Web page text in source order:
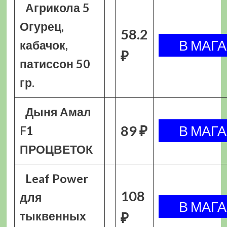
Агрикола 5
Огурец,
кабачок,
патиссон 50
гр.
58.2
₽
Дыня Амал
F1
ПРОЦВЕТОК
89 ₽
Leaf Power
для
тыквенных
108
₽